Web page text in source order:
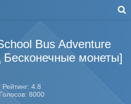
Bus Adventure
монеты]
Рейтинг: 4.8
Голосов: 8000